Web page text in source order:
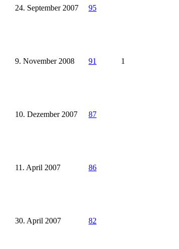
24. September 2007 95
9. November 2008 91 1
10. Dezember 2007 87
11. April 2007 86
30. April 2007 82